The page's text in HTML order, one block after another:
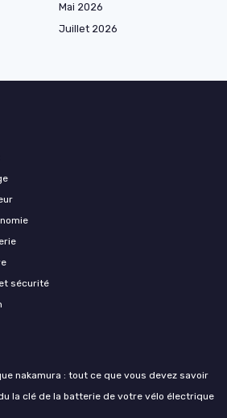
Mai 2026
Juillet 2026
sécurité
nakamura : tout ce que vous devez savoir
la clé de la batterie de votre vélo électrique